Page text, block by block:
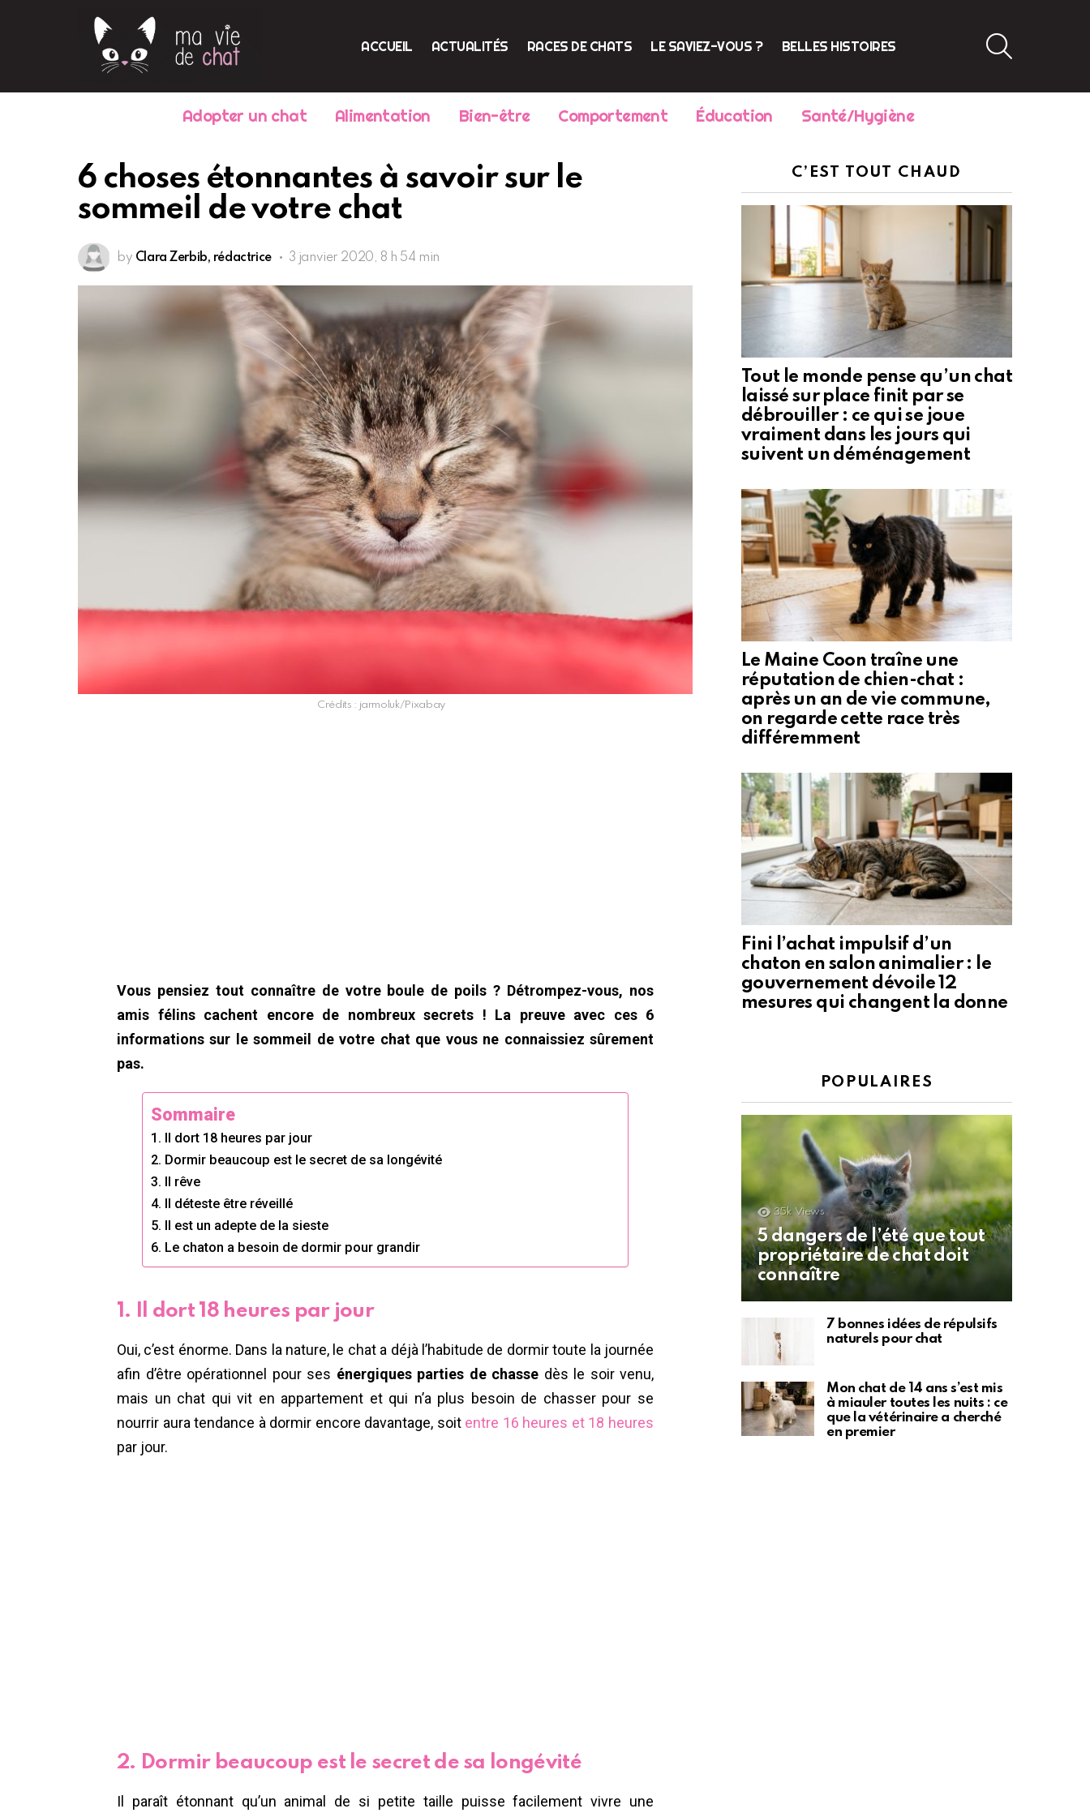
ACCUEIL ACTUALITÉS RACES DE CHATS LE SAVIEZ-VOUS ? BELLES HISTOIRES
Adopter un chat Alimentation Bien-être Comportement Éducation Santé/Hygiène
6 choses étonnantes à savoir sur le
sommeil de votre chat
by Clara Zerbib, rédactrice 3 janvier 2020, 8 h 54 min
Crédits : jarmoluk/Pixabay
Vous pensiez tout connaître de votre boule de poils ? Détrompez-vous, nos
amis félins cachent encore de nombreux secrets ! La preuve avec ces 6
informations sur le sommeil de votre chat que vous ne connaissiez sûrement
pas.
Sommaire
1. Il dort 18 heures par jour
2. Dormir beaucoup est le secret de sa longévité
3. Il rêve
4. Il déteste être réveillé
5. Il est un adepte de la sieste
6. Le chaton a besoin de dormir pour grandir
1. Il dort 18 heures par jour
Oui, c’est énorme. Dans la nature, le chat a déjà l’habitude de dormir toute la journée
afin d’être opérationnel pour ses énergiques parties de chasse dès le soir venu,
mais un chat qui vit en appartement et qui n’a plus besoin de chasser pour se
nourrir aura tendance à dormir encore davantage, soit entre 16 heures et 18 heures
par jour.
2. Dormir beaucoup est le secret de sa longévité
Il paraît étonnant qu’un animal de si petite taille puisse facilement vivre une
C’EST TOUT CHAUD
Tout le monde pense qu’un chat
laissé sur place finit par se
débrouiller : ce qui se joue
vraiment dans les jours qui
suivent un déménagement
Le Maine Coon traîne une
réputation de chien-chat :
après un an de vie commune,
on regarde cette race très
différemment
Fini l’achat impulsif d’un
chaton en salon animalier : le
gouvernement dévoile 12
mesures qui changent la donne
POPULAIRES
35k Views
5 dangers de l’été que tout
propriétaire de chat doit
connaître
7 bonnes idées de répulsifs
naturels pour chat
Mon chat de 14 ans s’est mis
à miauler toutes les nuits : ce
que la vétérinaire a cherché
en premier